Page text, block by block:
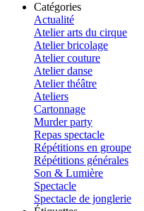
Catégories
Actualité
Atelier arts du cirque
Atelier bricolage
Atelier couture
Atelier danse
Atelier théâtre
Ateliers
Cartonnage
Murder party
Repas spectacle
Répétitions en groupe
Répétitions générales
Son & Lumière
Spectacle
Spectacle de jonglerie